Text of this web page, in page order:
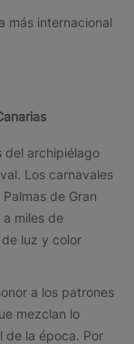
más internacional
del archipiélago
Los carnavales
de Gran
a miles de
luz y color
a los patrones
mezclan lo
de la época. Por